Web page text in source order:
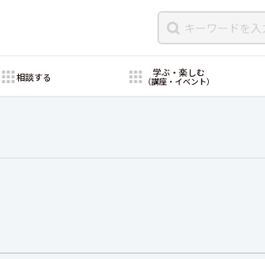
相談する 学ぶ・楽しむ
（講座・イベント）